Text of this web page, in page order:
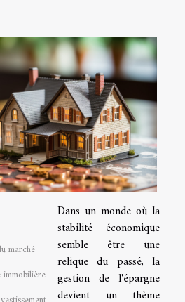
marché
Dans un monde où la
stabilité économique
semble être une
relique du passé, la
gestion de l'épargne
devient un thème